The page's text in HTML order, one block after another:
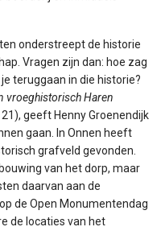
onderstreept de historie
Vragen zijn dan: hoe zag
teruggaan in die historie?
vroeghistorisch Haren
geeft Henny Groenendijk
gaan. In Onnen heeft
grafveld gevonden.
van het dorp, maar
daarvan aan de
de Open Monumentendag
de locaties van het